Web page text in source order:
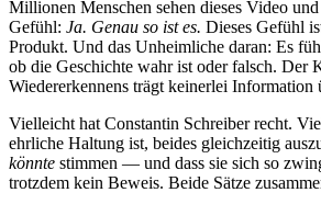
Millionen Menschen sehen dieses Video
Gefühl: Ja. Genau so ist es. Dieses Gefühl
Produkt. Und das Unheimliche daran: Es
ob die Geschichte wahr ist oder falsch. Der
Wiedererkennens trägt keinerlei Information
Vielleicht hat Constantin Schreiber recht.
ehrliche Haltung ist, beides gleichzeitig
könnte stimmen — und dass sie sich so
trotzdem kein Beweis. Beide Sätze